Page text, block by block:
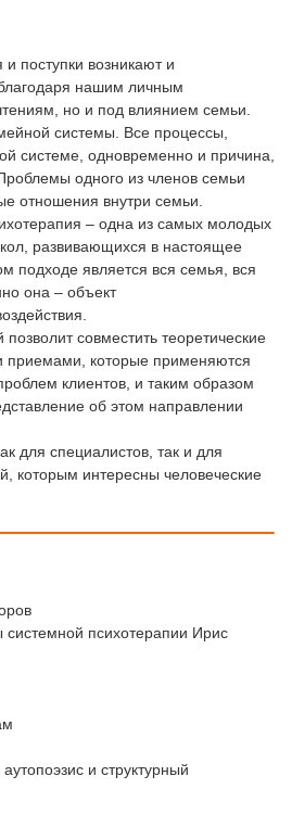
поступки возникают и
нашим личным
но и под влиянием семьи.
системы. Все процессы,
системе, одновременно и причина,
одного из членов семьи
отношения внутри семьи.
– одна из самых молодых
развивающихся в настоящее
подходе является вся семья, вся
она – объект
позволит совместить теоретические
приемами, которые применяются
клиентов, и таким образом
об этом направлении
для специалистов, так и для
которым интересны человеческие
системной психотерапии Ирис
и структурный